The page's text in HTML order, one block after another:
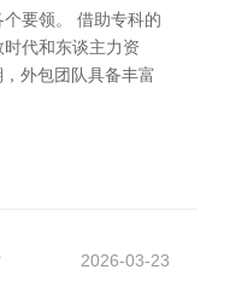
要领。 借助专科的
代和东谈主力资
外包团队具备丰富
2026-03-23